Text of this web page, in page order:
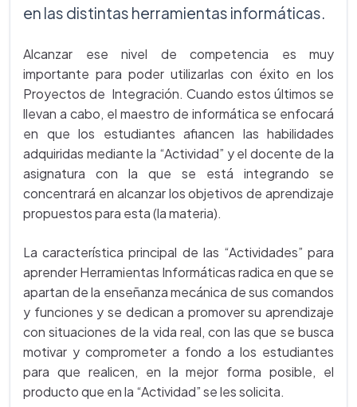
en las distintas herramientas informáticas.
Alcanzar ese nivel de competencia es muy
importante para poder utilizarlas con éxito en los
Proyectos de Integración. Cuando estos últimos se
llevan a cabo, el maestro de informática se enfocará
en que los estudiantes afiancen las habilidades
adquiridas mediante la “Actividad” y el docente de la
asignatura con la que se está integrando se
concentrará en alcanzar los objetivos de aprendizaje
propuestos para esta (la materia).
La característica principal de las “Actividades” para
aprender Herramientas Informáticas radica en que se
apartan de la enseñanza mecánica de sus comandos
y funciones y se dedican a promover su aprendizaje
con situaciones de la vida real, con las que se busca
motivar y comprometer a fondo a los estudiantes
para que realicen, en la mejor forma posible, el
producto que en la “Actividad” se les solicita.